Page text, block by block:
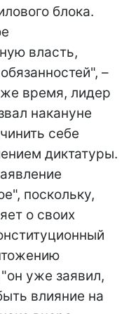
блока.
власть,
–
время, лидер
накануне
себе
диктатуры.
поскольку,
о своих
уже заявил,
влияние на